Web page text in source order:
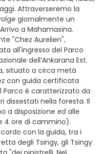
Attraverseremo la
giornalmente un
a Mahamasina.
"Chez Aurelien",
all'ingresso del Parco
dell’Ankarana Est.
situato a circa metà
con guida certificata
Il Parco è caratterizzato da
dissestati nella foresta. Il
a disposizione ed alle
4 ore di cammino).
con la guida, tra i
degli Tsingy, gli Tsingy